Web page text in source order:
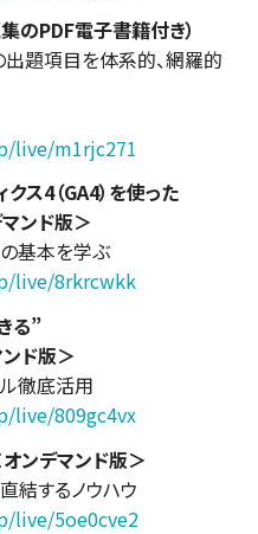
のPDF電子書籍付き）
題項目を体系的、網羅的
live/m1rjc271
ス4（GA4）を使った
ンド版＞
基本を学ぶ
live/8rkrcwkk
る”
ド版＞
徹底活用
live/809gc4vx
ンデマンド版＞
結するノウハウ
live/5oe0cve2